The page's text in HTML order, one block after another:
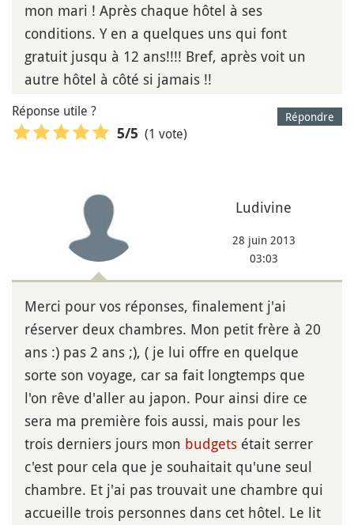
mon mari ! Après chaque hôtel à ses
conditions. Y en a quelques uns qui font
gratuit jusqu à 12 ans!!!! Bref, après voit un
autre hôtel à côté si jamais !!
Répondre
Réponse utile ?
5/5 (1 vote)
Ludivine
28 juin 2013
03:03
Merci pour vos réponses, finalement j'ai
réserver deux chambres. Mon petit frère à 20
ans :) pas 2 ans ;), ( je lui offre en quelque
sorte son voyage, car sa fait longtemps que
l'on rêve d'aller au japon. Pour ainsi dire ce
sera ma première fois aussi, mais pour les
trois derniers jours mon budgets était serrer
c'est pour cela que je souhaitait qu'une seul
chambre. Et j'ai pas trouvait une chambre qui
accueille trois personnes dans cet hôtel. Le lit